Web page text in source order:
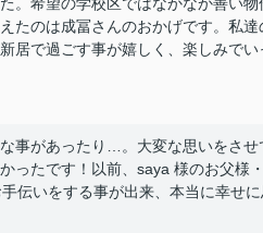
たのは成冨さんのおかげです。私達
居で過ごす事が嬉しく、楽しみで
事があったり…。大変な思いをさせ
ったです！以前、saya 様のお父様
伝いをする事が出来、本当に幸せ